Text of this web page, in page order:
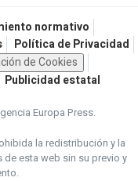
normativo
Política de Privacidad
de Cookies
Publicidad estatal
Europa Press.
la redistribución y la
esta web sin su previo y